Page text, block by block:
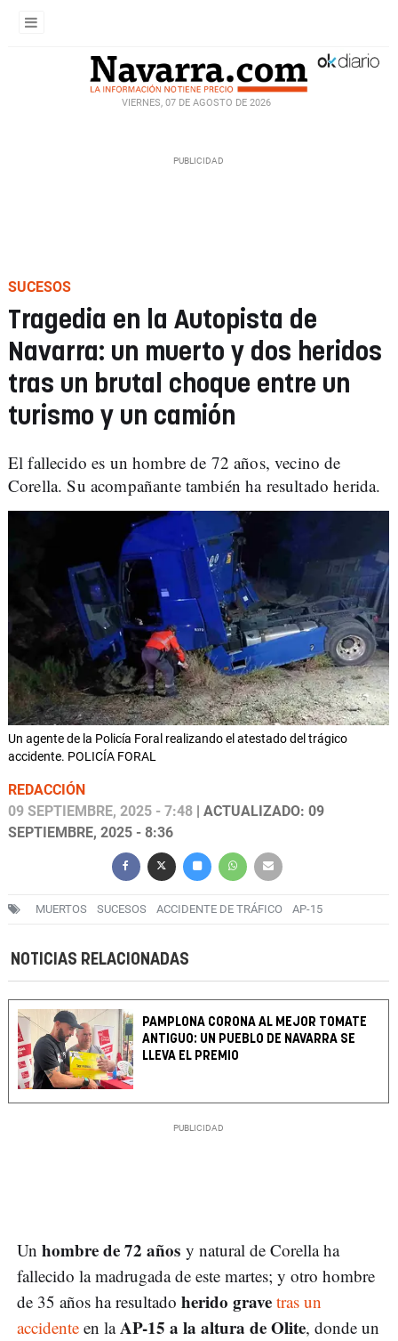
VIERNES, 07 DE AGOSTO DE 2026
SUCESOS
Tragedia en la Autopista de
Navarra: un muerto y dos heridos
tras un brutal choque entre un
turismo y un camión
El fallecido es un hombre de 72 años, vecino de
Corella. Su acompañante también ha resultado herida.
Un agente de la Policía Foral realizando el atestado del trágico
accidente. POLICÍA FORAL
REDACCIÓN
09 SEPTIEMBRE, 2025 - 7:48 | ACTUALIZADO: 09
SEPTIEMBRE, 2025 - 8:36
MUERTOS SUCESOS ACCIDENTE DE TRÁFICO AP-15
NOTICIAS RELACIONADAS
PAMPLONA CORONA AL MEJOR TOMATE
ANTIGUO: UN PUEBLO DE NAVARRA SE
LLEVA EL PREMIO
Un hombre de 72 años y natural de Corella ha
fallecido la madrugada de este martes; y otro hombre
de 35 años ha resultado herido grave tras un
accidente en laAP-15 a la altura de Olite, donde un